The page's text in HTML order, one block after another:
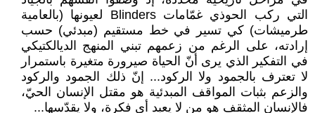
التي ركب الحوذي غمّامات Blinders لعيونها (بالعامية
طرميشات) كي تسير في خط مستقيم (مبدئي) حسب
إرادته، على الرغم من زعمهم تبني المنهج الديالكتيكي
في التفكير الذي يرى أنّ الحياة صيرورة متغيرة باستمرار
لا تعترف بالجمود ولا الركود... إنّ ذلك الجمود والركود
والزعم بثبات المواقف المبدئية هو مقتل الإنسان الحيّ،
فالإنسان المثقف هو من لا يعبد أي فكرة، ولا يقدّسها...